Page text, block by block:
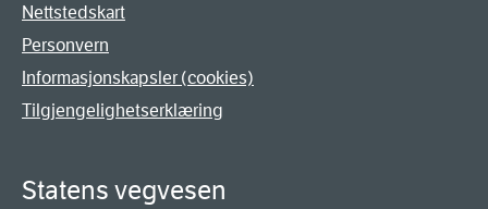
Nettstedskart
Personvern
Informasjonskapsler (cookies)
Tilgjengelighetserklæring
Statens vegvesen